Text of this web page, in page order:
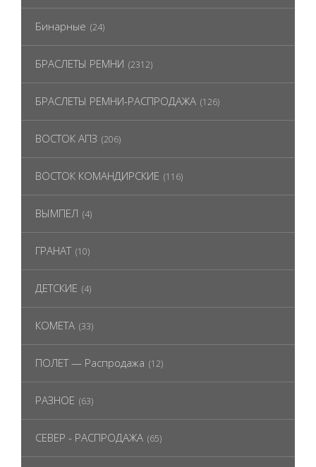
Бинарные (24)
БРАСЛЕТЫ РЕМНИ (2312)
БРАСЛЕТЫ РЕМНИ-РАСПРОДАЖА (126)
ВОСТОК АПЗ (206)
ВОСТОК КОМАНДИРСКИЕ (116)
ВЫМПЕЛ (4)
ГРАНАТ (10)
ДЕТСКИЕ (4)
КОМЕТА (33)
ПОЛЕТ — Распродажа (12)
РАЗНОЕ (63)
СЕВЕР - РАСПРОДАЖА (65)